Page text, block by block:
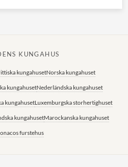
KUNGAHUS
kungahusetNorska kungahuset
kungahusetNederländska kungahuset
kungahusetLuxemburgska storhertighuset
kungahusetMarockanska kungahuset
furstehus